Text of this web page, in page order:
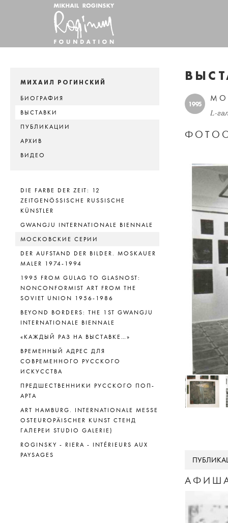
МИХАИЛ РОГИНСКИЙ
БИОГРАФИЯ
ВЫСТАВКИ
ПУБЛИКАЦИИ
АРХИВ
ВИДЕО
DIE FARBE DER ZEIT: 12
ZEITGENÖSSISCHE RUSSISCHE
KÜNSTLER
GWANGJU INTERNATIONALE BIENNALE
МОСКОВСКИЕ СЕРИИ
DER AUFSTAND DER BILDER. MOSKAUER
MALER 1974-1994
1995 FROM GULAG TO GLASNOST:
NONCONFORMIST ART FROM THE
SOVIET UNION 1956-1986
BEYOND BORDERS: THE 1ST GWANGJU
INTERNATIONALE BIENNALE
«КАЖДЫЙ РАЗ НА ВЫСТАВКЕ…»
ВРЕМЕННЫЙ АДРЕС ДЛЯ
СОВРЕМЕННОГО РУССКОГО
ИСКУССТВА
ПРЕДШЕСТВЕННИКИ РУССКОГО ПОП-
АРТА
ART HAMBURG. INTERNATIONALE MESSE
OSTEUROPÄISCHER KUNST СТЕНД
ГАЛЕРЕИ STUDIO GALERIE)
ROGINSKY - RIERA - INTÉRIEURS AUX
PAYSAGES
1995
L-